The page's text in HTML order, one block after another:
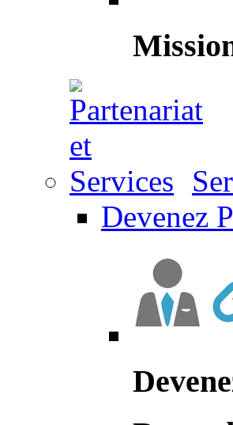
Devenez